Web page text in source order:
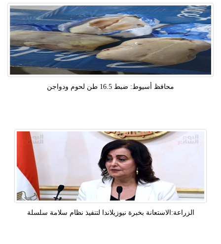
محافظ أسيوط: ضبط 16.5 طن لحوم ودواجن
الزراعة:الاستعانة بخبرة نيوزيلاندا لتنفيذ نظام سلامة سلسلة